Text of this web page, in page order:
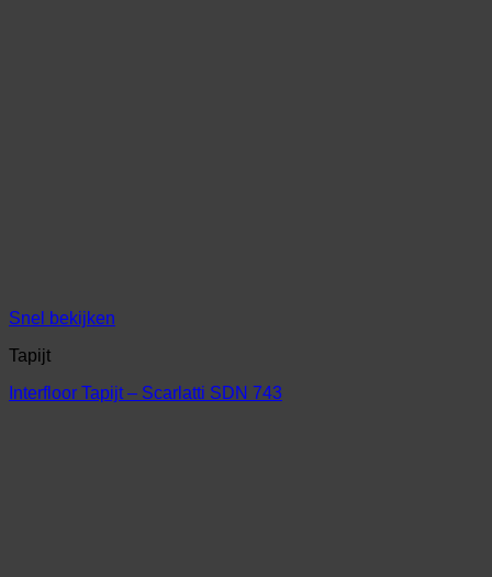
Snel bekijken
Tapijt
Interfloor Tapijt – Scarlatti SDN 743